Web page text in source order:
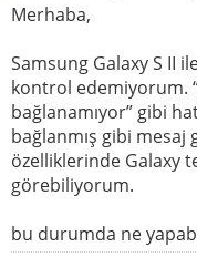
Merhaba,
Samsung Galaxy S II
kontrol edemiyorum.
bağlanamıyor” gibi
bağlanmış gibi mesaj
özelliklerinde Galaxy
görebiliyorum.
bu durumda ne